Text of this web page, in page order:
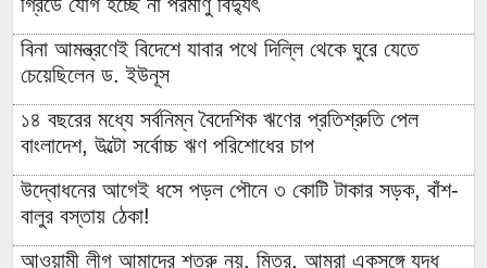
বিনা আমন্ত্রণেই বিদেশে যাবার পথে দিল্লি থেকে ঘুরে যেতে
চেয়েছিলেন ড. ইউনূস
১৪ বছরের মধ্যে সর্বনিম্ন বৈদেশিক ঋণের প্রতিশ্রুতি পেল
বাংলাদেশ, উল্টো সর্বোচ্চ ঋণ পরিশোধের চাপ
উদ্বোধনের আগেই ধসে পড়ল পৌনে ৩ কোটি টাকার সড়ক, বাঁশ-
বালুর বস্তায় ঠেকা!
আওয়ামী লীগ আমাদের শত্রু নয়, মিত্র, আমরা একসঙ্গে যুদ্ধ